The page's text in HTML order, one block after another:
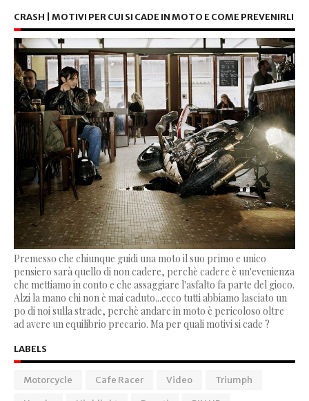
CRASH | MOTIVI PER CUI SI CADE IN MOTO E COME PREVENIRLI
Premesso che chiunque guidi una moto il suo primo e unico
pensiero sarà quello di non cadere, perchè cadere è un'evenienza
che mettiamo in conto e che assaggiare l'asfalto fa parte del gioco.
Alzi la mano chi non è mai caduto...ecco tutti abbiamo lasciato un
po di noi sulla strade, perchè andare in moto è pericoloso oltre
ad avere un equilibrio precario. Ma per quali motivi si cade ?
LABELS
Motorcycle Cafe Racer Video
Triumph